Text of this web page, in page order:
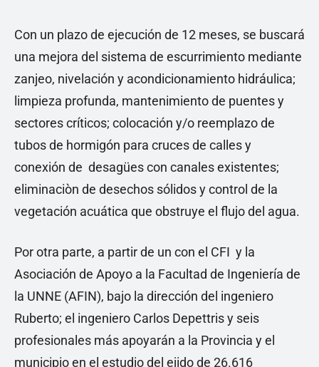
Con un plazo de ejecución de 12 meses, se buscará
una mejora del sistema de escurrimiento mediante
zanjeo, nivelación y acondicionamiento hidráulica;
limpieza profunda, mantenimiento de puentes y
sectores críticos; colocación y/o reemplazo de
tubos de hormigón para cruces de calles y
conexión de desagües con canales existentes;
eliminaciòn de desechos sólidos y control de la
vegetación acuática que obstruye el flujo del agua.
Por otra parte, a partir de un con el CFI y la
Asociación de Apoyo a la Facultad de Ingeniería de
la UNNE (AFIN), bajo la dirección del ingeniero
Ruberto; el ingeniero Carlos Depettris y seis
profesionales más apoyarán a la Provincia y el
municipio en el estudio del ejido de 26.616